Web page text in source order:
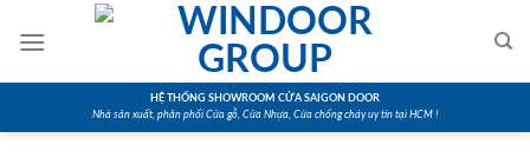
HỆ THỐNG SHOWROOM CỬA SAIGON DOOR
Nhà sản xuất, phân phối Cửa gỗ, Cửa Nhựa, Cửa chống cháy uy tín tại HCM !